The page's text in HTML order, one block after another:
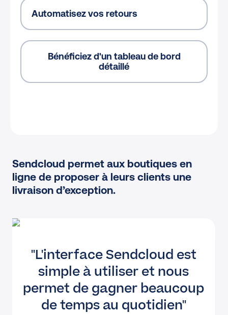
Automatisez vos retours
Bénéficiez d'un tableau de bord
détaillé
Sendcloud permet aux boutiques en
ligne de proposer à leurs clients une
livraison d’exception.
L'interface Sendcloud est
simple à utiliser et nous
permet de gagner beaucoup
de temps au quotidien